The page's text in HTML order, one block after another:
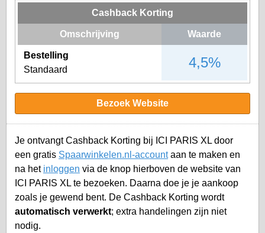
Cashback Korting
Omschrijving Waarde
Bestelling
Standaard
4,5%
Bezoek Website
Je ontvangt Cashback Korting bij ICI PARIS XL door
een gratis Spaarwinkelen.nl-accountaan te maken en
na het inloggen via de knop hierboven de website van
ICI PARIS XL te bezoeken. Daarna doe je je aankoop
zoals je gewend bent. De Cashback Korting wordt
automatisch verwerkt; extra handelingen zijn niet
nodig.